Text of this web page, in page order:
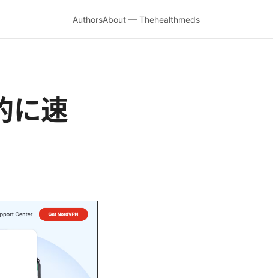
AuthorsAbout — Thehealthmeds
に速